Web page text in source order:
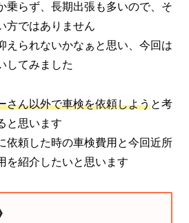
乗らず、長期出張も多いので、そ
方ではありません
えられないかなぁと思い、今回は
してみました
さん以外で車検を依頼しようと考
と思います
依頼した時の車検費用と今回近所
を紹介したいと思います